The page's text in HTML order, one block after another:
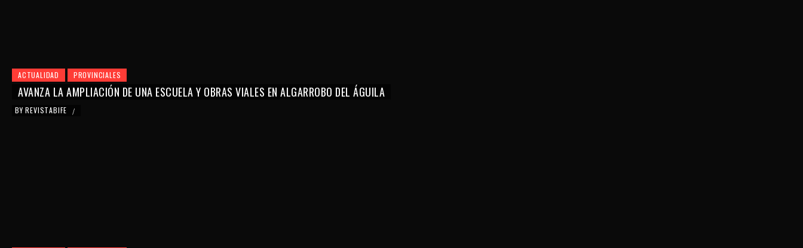
ACTUALIDAD PROVINCIALES
AVANZA LA AMPLIACIÓN DE UNA ESCUELA Y OBRAS VIALES EN ALGARROBO DEL ÁGUILA
BY REVISTABIFE /